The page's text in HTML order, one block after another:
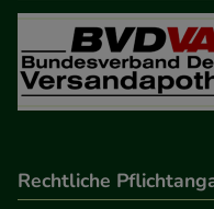
Verhaltensweisen
anzupassen. Komfort-
auch auf Ihre
anzuzeigen und unser
Statistik & Tracking:
Rechtliche